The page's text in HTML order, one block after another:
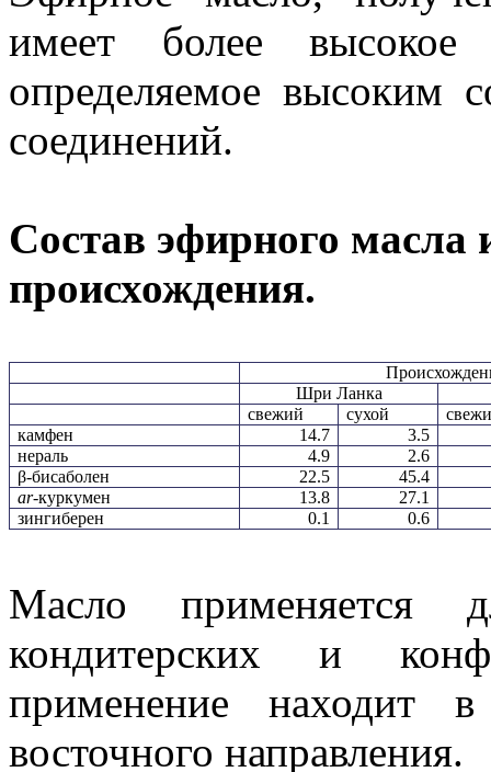
имеет более высокое
определяемое высоким
соединений.
Состав эфирного масла
происхождения.
Шри Ланка
свежий
сухой
камфен
14.7
3.5
нераль
4.9
2.6
β-бисаболен
22.5
45.4
ar-куркумен 13.8
27.1
зингиберен
0.1 0.6
Масло применяется
кондитерских и
применение находит
восточного направления.